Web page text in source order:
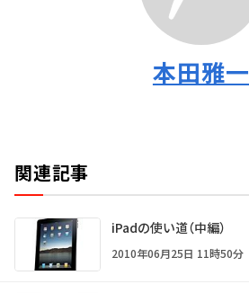
本田雅一
関連記事
iPadの使い道（中編）
2010年06月25日 11時50分